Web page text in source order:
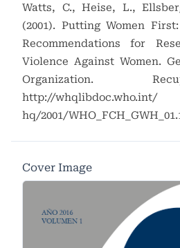
Watts, C., Heise, L.,
(2001). Putting Women
Recommendations for
Violence Against Women.
Organization.
http://whqlibdoc.who.int/
hq/2001/
Cover Image